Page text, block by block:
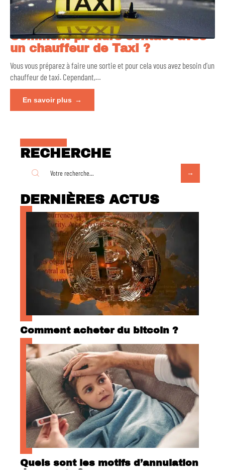
Comment prendre contact avec
un chauffeur de Taxi ?
Vous vous préparez à faire une sortie et pour cela vous avez besoin d’un
chauffeur de taxi. Cependant,…
En savoir plus
RECHERCHE
DERNIÈRES ACTUS
Comment acheter du bitcoin ?
Quels sont les motifs d’annulation
de voyage ?